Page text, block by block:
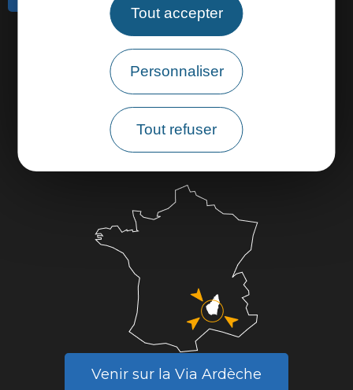
Tout accepter
Personnaliser
Tout refuser
Météo
Marque Accueil Vélo
Espace presse
Espace pro
Venir sur la Via Ardèche